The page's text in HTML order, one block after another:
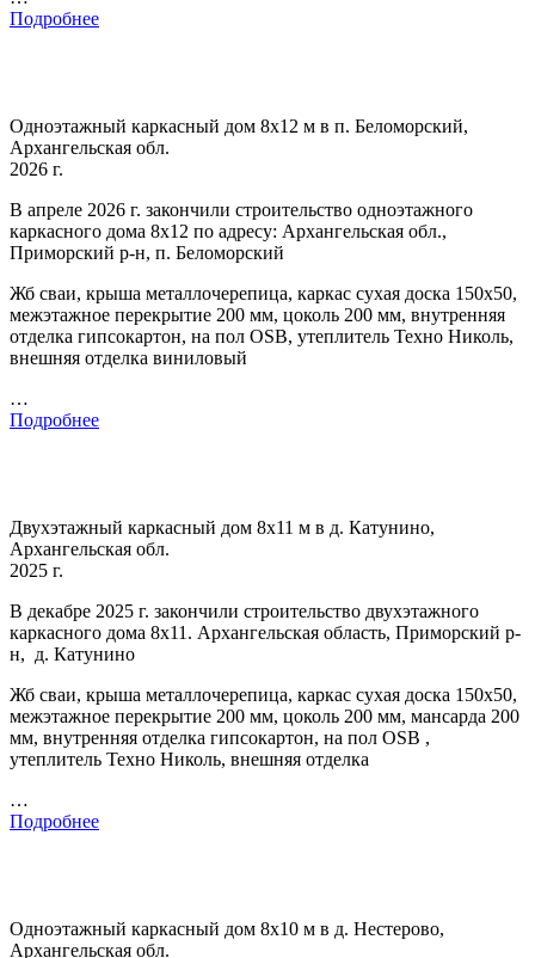
Подробнее
Одноэтажный каркасный дом 8х12 м в п. Беломорский,
Архангельская обл.
2026 г.
В апреле 2026 г. закончили строительство одноэтажного
каркасного дома 8х12 по адресу: Архангельская обл.,
Приморский р-н, п. Беломорский
Жб сваи, крыша металлочерепица, каркас сухая доска 150х50,
межэтажное перекрытие 200 мм, цоколь 200 мм, внутренняя
отделка гипсокартон, на пол OSB, утеплитель Техно Николь,
внешняя отделка виниловый
…
Подробнее
Двухэтажный каркасный дом 8х11 м в д. Катунино,
Архангельская обл.
2025 г.
В декабре 2025 г. закончили строительство двухэтажного
каркасного дома 8х11. Архангельская область, Приморский р-
н, д. Катунино
Жб сваи, крыша металлочерепица, каркас сухая доска 150х50,
межэтажное перекрытие 200 мм, цоколь 200 мм, мансарда 200
мм, внутренняя отделка гипсокартон, на пол OSB ,
утеплитель Техно Николь, внешняя отделка
…
Подробнее
Одноэтажный каркасный дом 8х10 м в д. Нестерово,
Архангельская обл.